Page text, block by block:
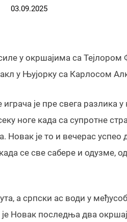
03.09.2025
у окршајима са
у Њујорку са Карлосом
је пре свега разлика у
ноге када са супротне
је то и вечерас успео
се све сабере и одузме,
а српски ас води у
је Новак последња два